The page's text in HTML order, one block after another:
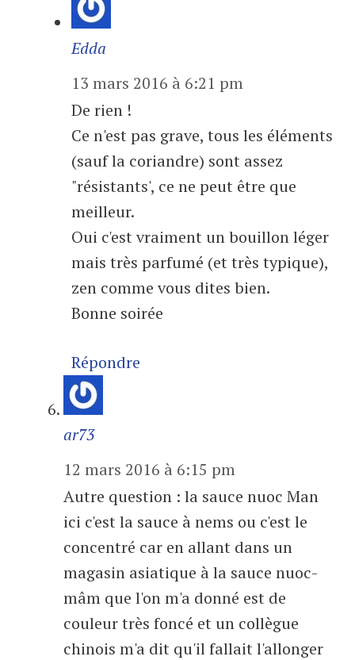
Edda
13 mars 2016 à 6:21 pm
De rien !
Ce n'est pas grave, tous les éléments
(sauf la coriandre) sont assez
"résistants', ce ne peut être que
meilleur.
Oui c'est vraiment un bouillon léger
mais très parfumé (et très typique),
zen comme vous dites bien.
Bonne soirée
Répondre
ar73
12 mars 2016 à 6:15 pm
Autre question : la sauce nuoc Man
ici c'est la sauce à nems ou c'est le
concentré car en allant dans un
magasin asiatique à la sauce nuoc-
mâm que l'on m'a donné est de
couleur très foncé et un collègue
chinois m'a dit qu'il fallait l'allonger